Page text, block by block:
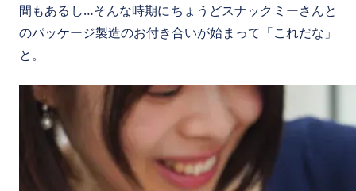
間もあるし…そんな時期にちょうどスナックミーさんと
のパッケージ製造のお付き合いが始まって「これだな」
と。